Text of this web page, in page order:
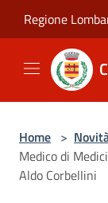
Regione
Home >
Medico di
Aldo Corbellini